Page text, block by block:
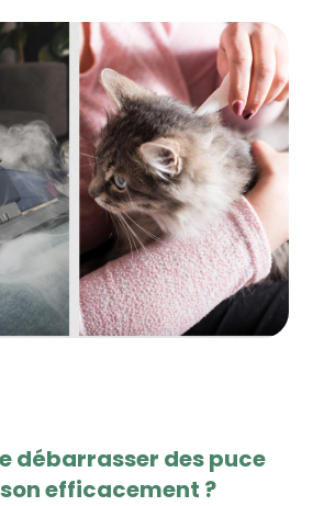
débarrasser des puce
efficacement ?